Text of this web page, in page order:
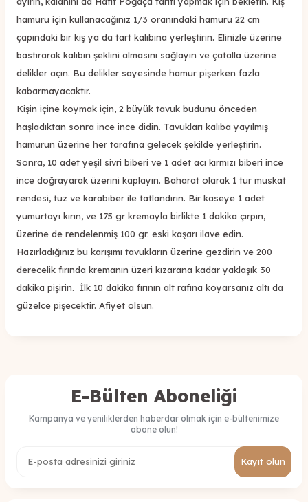
hamuru için kullanacağınız 1/3 oranındaki hamuru 22 cm
çapındaki bir kiş ya da tart kalıbına yerleştirin. Elinizle üzerine
bastırarak kalıbın şeklini almasını sağlayın ve çatalla üzerine
delikler açın. Bu delikler sayesinde hamur pişerken fazla
kabarmayacaktır.
Kişin içine koymak için, 2 büyük tavuk budunu önceden
haşladıktan sonra ince ince didin. Tavukları kalıba yayılmış
hamurun üzerine her tarafına gelecek şekilde yerleştirin.
Sonra, 10 adet yeşil sivri biberi ve 1 adet acı kırmızı biberi ince
ince doğrayarak üzerini kaplayın. Baharat olarak 1 tur muskat
rendesi, tuz ve karabiber ile tatlandırın. Bir kaseye 1 adet
yumurtayı kırın, ve 175 gr kremayla birlikte 1 dakika çırpın,
üzerine de rendelenmiş 100 gr. eski kaşarı ilave edin.
Hazırladığınız bu karışımı tavukların üzerine gezdirin ve 200
derecelik fırında kremanın üzeri kızarana kadar yaklaşık 30
dakika pişirin. İlk 10 dakika fırının alt rafına koyarsanız altı da
güzelce pişecektir. Afiyet olsun.
E-Bülten Aboneliği
Kampanya ve yeniliklerden haberdar olmak için e-bültenimize
abone olun!
Kayıt olun